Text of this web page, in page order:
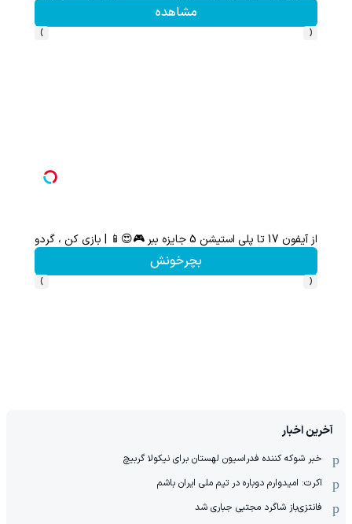
مشاهده
‹
›
از آیفون 17 تا پلی استیشن 5 جایزه ببر 🎮😍📱 | بازی کن ، گردونه بچرخون
بچرخونش
‹
›
آخرین اخبار
خبر شوکه کننده فدراسیون لهستان برای نیکولا گربیچ
اکرت: امیدوارم دوباره در تیم ملی ایران باشم
فانتزی‌باز شاگرد مجتبی جباری شد